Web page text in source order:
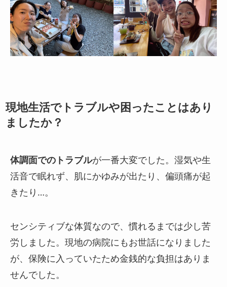
現地生活でトラブルや困ったことはあり
ましたか？
体調面でのトラブルが一番大変でした。湿気や生
活音で眠れず、肌にかゆみが出たり、偏頭痛が起
きたり…。
センシティブな体質なので、慣れるまでは少し苦
労しました。現地の病院にもお世話になりました
が、保険に入っていたため金銭的な負担はありま
せんでした。